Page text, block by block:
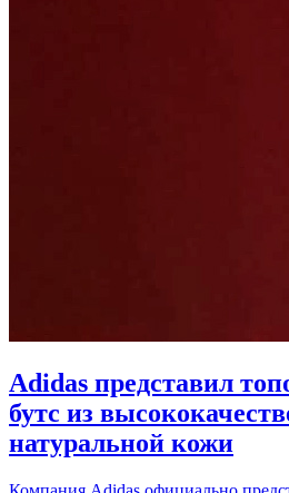
Adidas представил
бутс из
натуральной кожи